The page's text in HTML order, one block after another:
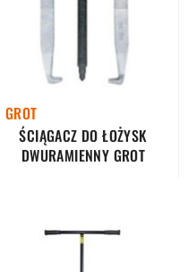
GROT
ŚCIĄGACZ DO ŁOŻYSK
DWURAMIENNY GROT